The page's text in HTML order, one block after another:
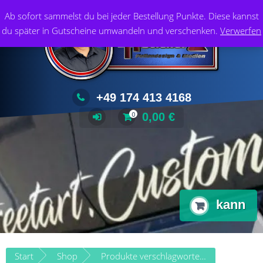
Ab sofort sammelst du bei jeder Bestellung Punkte. Diese kannst
du später in Gutscheine umwandeln und verschenken. Verwerfen
Inhalt
springen
+49 174 413 4168
0 0,00 €
kann
Start Shop Produkte verschlagwortet mit „kann“